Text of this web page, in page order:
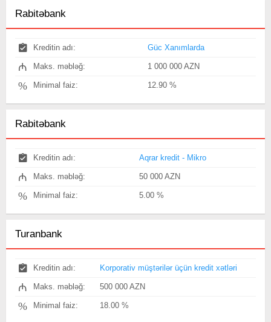
Rabitəbank
Kreditin adı: Güc Xanımlarda
₼ Maks. məbləğ: 1 000 000 AZN
% Minimal faiz: 12.90 %
Rabitəbank
Kreditin adı: Aqrar kredit - Mikro
₼ Maks. məbləğ: 50 000 AZN
% Minimal faiz: 5.00 %
Turanbank
Kreditin adı: Korporativ müştərilər üçün kredit xətləri
₼ Maks. məbləğ: 500 000 AZN
% Minimal faiz: 18.00 %